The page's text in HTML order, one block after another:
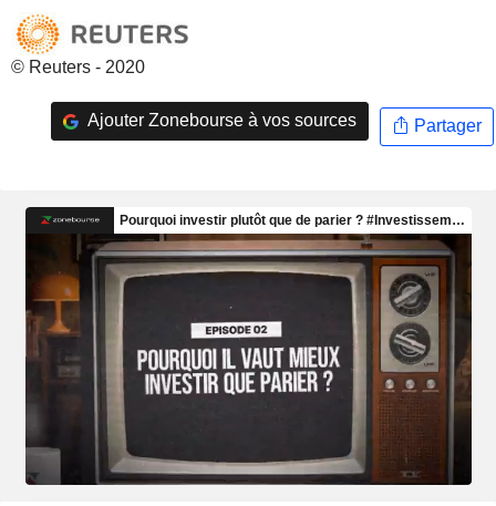
© Reuters - 2020
Ajouter Zonebourse à vos sources Partager